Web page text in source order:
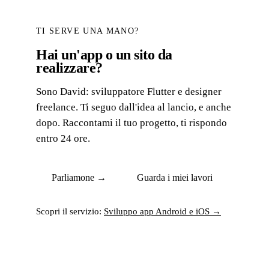
TI SERVE UNA MANO?
Hai un'app o un sito da
realizzare?
Sono David: sviluppatore Flutter e designer
freelance. Ti seguo dall'idea al lancio, e anche
dopo. Raccontami il tuo progetto, ti rispondo
entro 24 ore.
Parliamone → Guarda i miei lavori
Scopri il servizio: Sviluppo app Android e iOS →